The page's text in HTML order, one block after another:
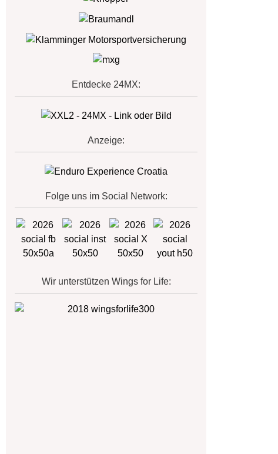
Entdecke 24MX:
Anzeige:
Folge uns im Social Network:
Wir unterstützen Wings for Life: